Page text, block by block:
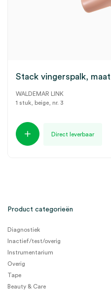
Stack vingerspalk,
WALDEMAR LINK
1 stuk, beige, nr. 3
Direct leverbaar
Product categorieën
Diagnostiek
Inactief/test/overig
Instrumentarium
Overig
Tape
Beauty & Care